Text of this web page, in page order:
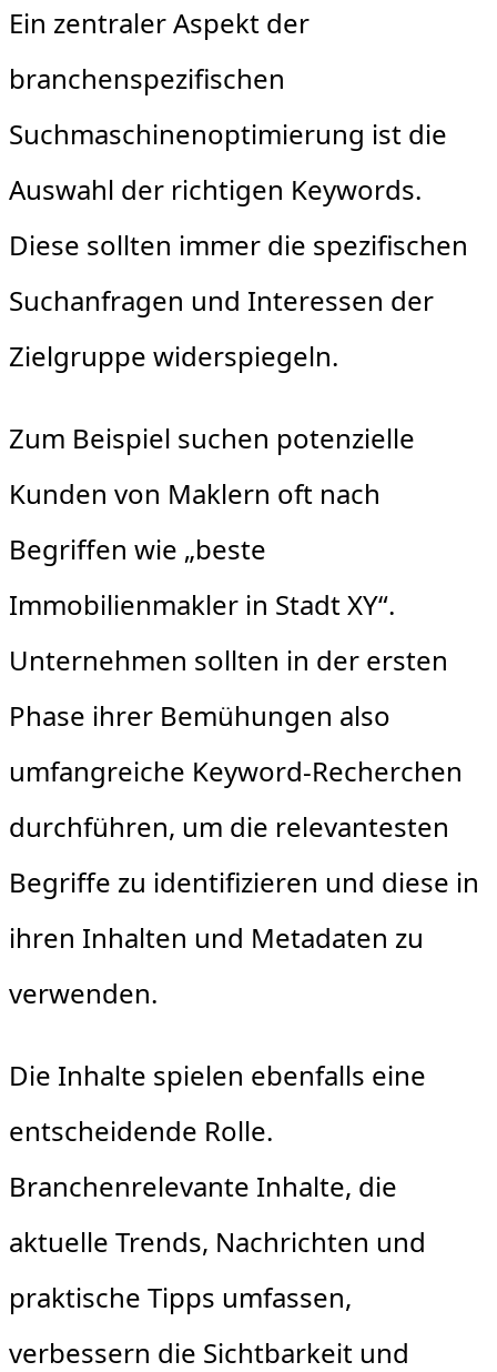
Ein zentraler Aspekt der
branchenspezifischen
Suchmaschinenoptimierung ist die
Auswahl der richtigen Keywords.
Diese sollten immer die spezifischen
Suchanfragen und Interessen der
Zielgruppe widerspiegeln.
Zum Beispiel suchen potenzielle
Kunden von Maklern oft nach
Begriffen wie „beste
Immobilienmakler in Stadt XY“.
Unternehmen sollten in der ersten
Phase ihrer Bemühungen also
umfangreiche Keyword-Recherchen
durchführen, um die relevantesten
Begriffe zu identifizieren und diese in
ihren Inhalten und Metadaten zu
verwenden.
Die Inhalte spielen ebenfalls eine
entscheidende Rolle.
Branchenrelevante Inhalte, die
aktuelle Trends, Nachrichten und
praktische Tipps umfassen,
verbessern die Sichtbarkeit und